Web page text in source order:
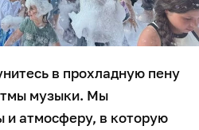
в прохладную пену
музыки. Мы
и атмосферу, в которую